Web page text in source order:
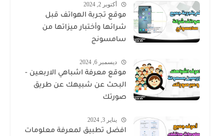
أكتوبر 2, 2024
موقع تجربة الهواتف قبل
شرائها وأختبار ميزاتها من
سامسونج
ديسمبر 6, 2024
موقع معرفة اشباهي الاربعين -
البحث عن شبيهك عن طريق
صورتك
يناير 3, 2024
افضل تطبيق لمعرفة معلومات